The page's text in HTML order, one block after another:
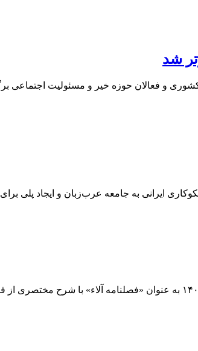
شد
و فعالان حوزه خیر و مسئولیت اجتماعی
ایرانی به جامعه عرب‌زبان و ایجاد پلی